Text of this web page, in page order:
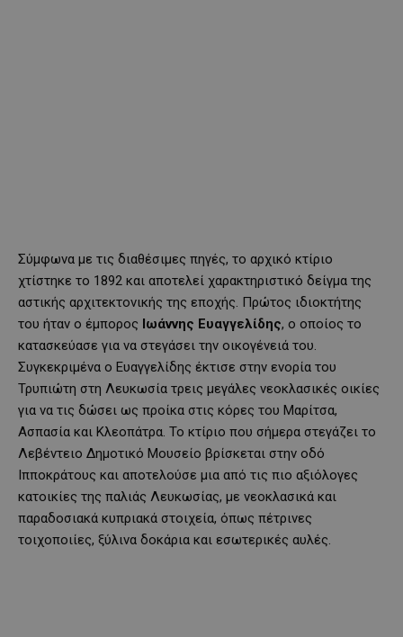
Σύμφωνα με τις διαθέσιμες πηγές, το αρχικό κτίριο
χτίστηκε το 1892 και αποτελεί χαρακτηριστικό δείγμα της
αστικής αρχιτεκτονικής της εποχής. Πρώτος ιδιοκτήτης
του ήταν ο έμπορος Ιωάννης Ευαγγελίδης, ο οποίος το
κατασκεύασε για να στεγάσει την οικογένειά του.
Συγκεκριμένα ο Ευαγγελίδης έκτισε στην ενορία του
Τρυπιώτη στη Λευκωσία τρεις μεγάλες νεοκλασικές οικίες
για να τις δώσει ως προίκα στις κόρες του Μαρίτσα,
Ασπασία και Κλεοπάτρα. Το κτίριο που σήμερα στεγάζει το
Λεβέντειο Δημοτικό Μουσείο βρίσκεται στην οδό
Ιπποκράτους και αποτελούσε μια από τις πιο αξιόλογες
κατοικίες της παλιάς Λευκωσίας, με νεοκλασικά και
παραδοσιακά κυπριακά στοιχεία, όπως πέτρινες
τοιχοποιίες, ξύλινα δοκάρια και εσωτερικές αυλές.